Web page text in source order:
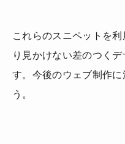
これらのスニペットを
り見かけない差のつく
す。今後のウェブ制作
う。